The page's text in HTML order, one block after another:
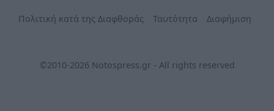
Πολιτική κατά της Διαφθοράς Ταυτότητα Διαφήμιση
©2010-2026 Notospress.gr - All rights reserved